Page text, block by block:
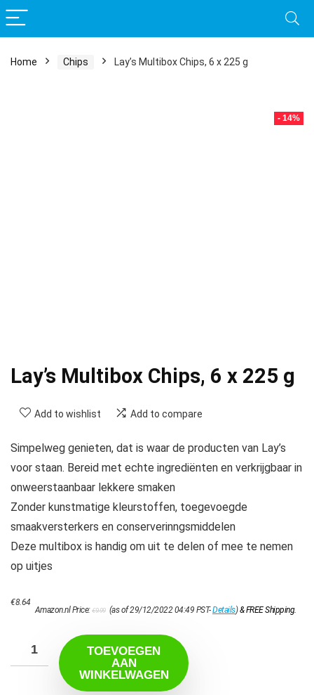
Home Chips Lay’s Multibox Chips, 6 x 225 g
- 14%
Lay’s Multibox Chips, 6 x 225 g
Add to wishlist Add to compare
Simpelweg genieten, dat is waar de producten van Lay’s
voor staan. Bereid met echte ingrediënten en verkrijgbaar in
onweerstaanbaar lekkere smaken
Zonder kunstmatige kleurstoffen, toegevoegde
smaakversterkers en conserverinngsmiddelen
Deze multibox is handig om uit te delen of mee te nemen
op uitjes
Amazon.nl Price:€9.99 prijs
€8.64
prijs
(as of 29/12/2022 04:49 PST-Details)&FREE Shipping.
TOEVOEGEN
AAN
WINKELWAGEN